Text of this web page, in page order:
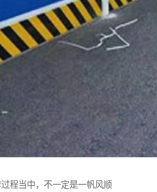
程当中，不一定是一帆风顺